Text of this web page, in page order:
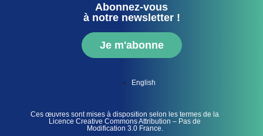
Abonnez-vous
à notre newsletter !
Je m'abonne
English
Ces œuvres sont mises à disposition selon les termes de la
Licence Creative Commons Attribution – Pas de
Modification 3.0 France.